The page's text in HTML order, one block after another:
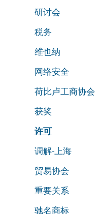
研讨会
税务
维也纳
网络安全
荷比卢工商协会
获奖
许可
调解-上海
贸易协会
重要关系
驰名商标